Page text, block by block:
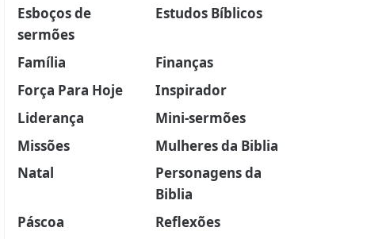
Esboços de
sermões
Estudos Bíblicos
Família
Finanças
Força Para Hoje
Inspirador
Liderança
Mini-sermões
Missões
Mulheres da Biblia
Natal
Personagens da
Biblia
Páscoa
Reflexões